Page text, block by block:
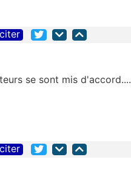
citer
se sont mis d'accord....
citer